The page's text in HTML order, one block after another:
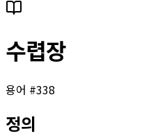
수렵장
용어 #338
정의